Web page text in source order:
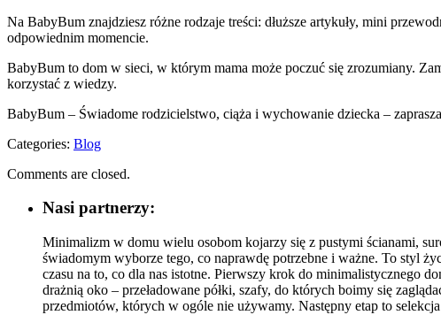
Na BabyBum znajdziesz różne rodzaje treści: dłuższe artykuły, mini
odpowiednim momencie.
BabyBum to dom w sieci, w którym mama może poczuć się zrozumiany.
korzystać z wiedzy.
BabyBum – Świadome rodzicielstwo, ciąża i wychowanie dziecka –
Categories: Blog
Comments are closed.
Nasi partnerzy:
Minimalizm w domu wielu osobom kojarzy się z pustymi ścianami,
świadomym wyborze tego, co naprawdę potrzebne i ważne. To styl
czasu na to, co dla nas istotne. Pierwszy krok do minimalistycznego
drażnią oko – przeładowane półki, szafy, do których boimy się
przedmiotów, których w ogóle nie używamy. Następny etap to